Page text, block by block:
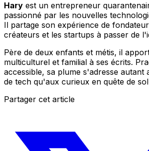
Hary est un entrepreneur
passionné par les nouvelles
Il partage son expérience de
créateurs et les startups à passer de
Père de deux enfants et métis, il
multiculturel et familial à ses écrits.
accessible, sa plume s'adresse autant
de tech qu'aux curieux en quête de
Partager cet article